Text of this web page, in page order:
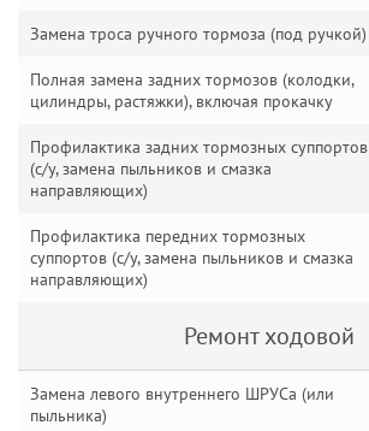
Замена троса ручного тормоза (под ручкой)
Полная замена задних тормозов (колодки,
цилиндры, растяжки), включая прокачку
Профилактика задних тормозных суппортов
(с/у, замена пыльников и смазка
направляющих)
Профилактика передних тормозных
суппортов (с/у, замена пыльников и смазка
направляющих)
Ремонт ходовой
Замена левого внутреннего ШРУСа (или
пыльника)